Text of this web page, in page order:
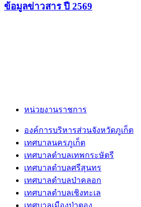
ข้อมูลข่าวสาร ปี 2569
หน่วยงานราชการ
องค์การบริหารส่วนจังหวัดภูเก็ต
เทศบาลนครภูเก็ต
เทศบาลตำบลเทพกระษัตรี
เทศบาลตำบลศรีสุนทร
เทศบาลตำบลป่าคลอก
เทศบาลตำบลเชิงทะเล
เทศบาลเมืองป่าตอง